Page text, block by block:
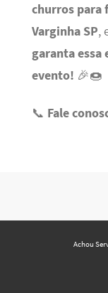
churros para
Varginha SP,
garanta essa
evento! 🎉🍩
📞 Fale
Achou